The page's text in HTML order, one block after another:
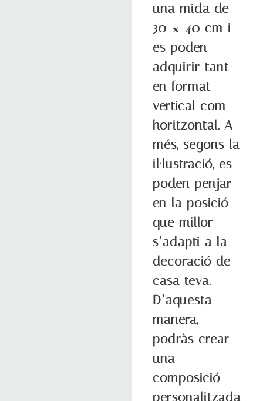
una mida de
30 × 40 cm i
es poden
adquirir tant
en format
vertical com
horitzontal. A
més, segons la
il·lustració, es
poden penjar
en la posició
que millor
s’adapti a la
decoració de
casa teva.
D’aquesta
manera,
podràs crear
una
composició
personalitzada